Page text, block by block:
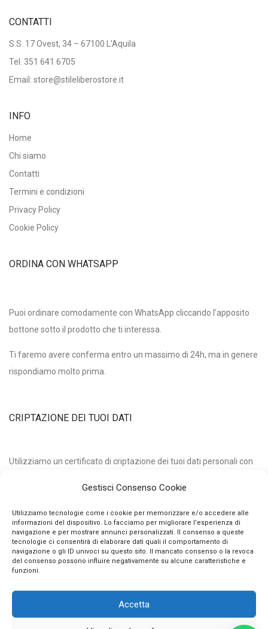
Gestisci Consenso Cookie
Utilizziamo tecnologie come i cookie per memorizzare e/o accedere alle
informazioni del dispositivo. Lo facciamo per migliorare l'esperienza di
navigazione e per mostrare annunci personalizzati. Il consenso a queste
tecnologie ci consentirà di elaborare dati quali il comportamento di
navigazione o gli ID univoci su questo sito. Il mancato consenso o la revoca
del consenso possono influire negativamente su alcune caratteristiche e
funzioni.
Accetta
CONTATTI
S.S. 17 Ovest, 34 – 67100 L’Aquila
Tel. 351 641 6705
Email: store@stileliberostore.it
INFO
Home
Chi siamo
Contatti
Termini e condizioni
Privacy Policy
Cookie Policy
ORDINA CON WHATSAPP
Puoi ordinare comodamente con WhatsApp cliccando l’apposito
bottone sotto il prodotto che ti interessa.
Ti faremo avere conferma entro un massimo di 24h, ma in genere
rispondiamo molto prima.
CRIPTAZIONE DEI TUOI DATI
Utilizziamo un certificato di criptazione dei tuoi dati personali con
dati qui, qualunque essi siano.